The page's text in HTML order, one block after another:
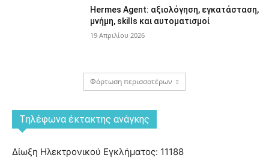
Hermes Agent: αξιολόγηση, εγκατάσταση,
μνήμη, skills και αυτοματισμοί
19 Απριλίου 2026
Φόρτωση περισσοτέρων
Tηλέφωνα έκτακτης ανάγκης
Δίωξη Ηλεκτρονικού Εγκλήματος: 11188